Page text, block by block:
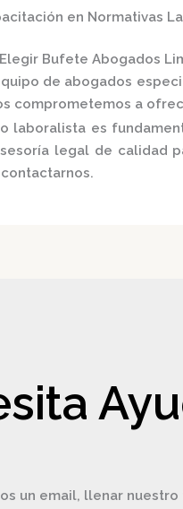
en Normativas
Bufete Abogados
de abogados
comprometemos a
laboralista es
legal de calidad
un email, llenar